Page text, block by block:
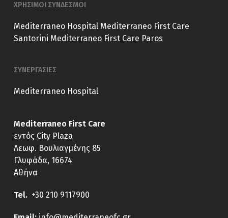
ΧΡΗΣΙΜΟΙ ΣΥΝΔΕΣΜΟΙ
Mediterraneo Hospital Mediterraneo First Care
Santorini Mediterraneo First Care Paros
ΣΥΝΕΡΓΑΣΙΕΣ
Mediterraneo Hospital
Mediterraneo First Care
εντός City Plaza
Λεωφ. Βουλιαγμένης 85
Γλυφάδα, 16674
Αθήνα
Tel. +30 210 9117900